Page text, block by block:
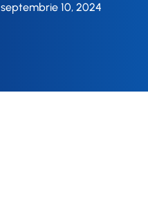
septembrie 10, 2024